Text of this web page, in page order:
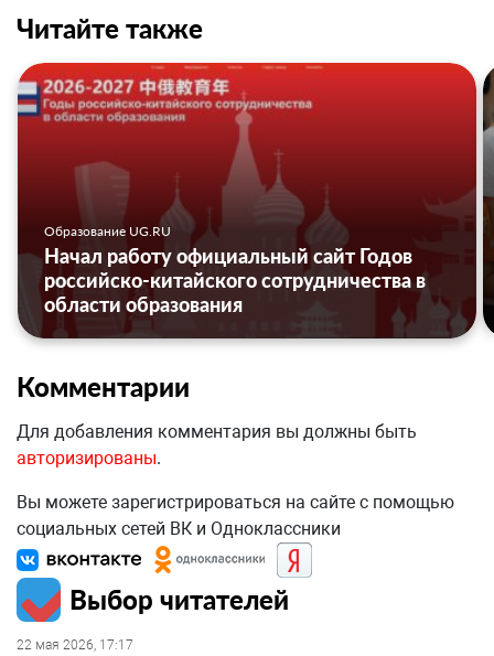
Читайте также
Образование UG.RU
Начал работу официальный сайт Годов
российско-китайского сотрудничества в
области образования
Комментарии
Для добавления комментария вы должны быть
авторизированы.
Вы можете зарегистрироваться на сайте с помощью
социальных сетей ВК и Одноклассники
Выбор читателей
22 мая 2026, 17:17